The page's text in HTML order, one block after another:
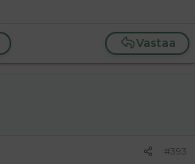
Vastaa
#393